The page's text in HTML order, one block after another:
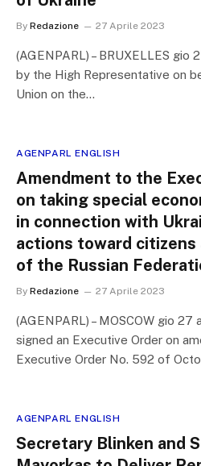
By Redazione 27 Aprile 2023
(AGENPARL) – BRUXELLES
by the High Representative on
Union on the…
AGENPARL ENGLISH
Amendment to the
on taking special
in connection with
actions toward
of the Russian
By Redazione 27 Aprile 2023
(AGENPARL) – MOSCOW gio
signed an Executive Order on
Executive Order No. 592 of
AGENPARL ENGLISH
Secretary Blinken and